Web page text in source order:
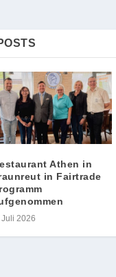
Athen in
in Fairtrade
Juli 2026